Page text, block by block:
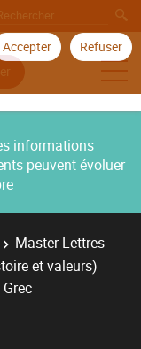
Accepter Refuser
informations
peuvent évoluer
Master Lettres
et valeurs)